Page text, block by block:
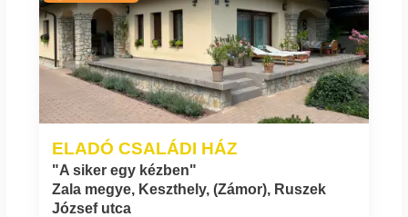
ELADÓ CSALÁDI HÁZ
"A siker egy kézben"
Zala megye, Keszthely, (Zámor), Ruszek
József utca